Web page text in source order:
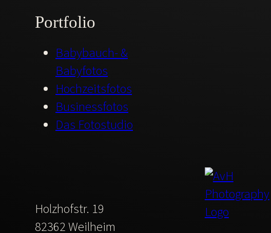
Portfolio
Babybauch- &
Babyfotos
Hochzeitsfotos
Businessfotos
Das Fotostudio
Holzhofstr. 19
82362 Weilheim